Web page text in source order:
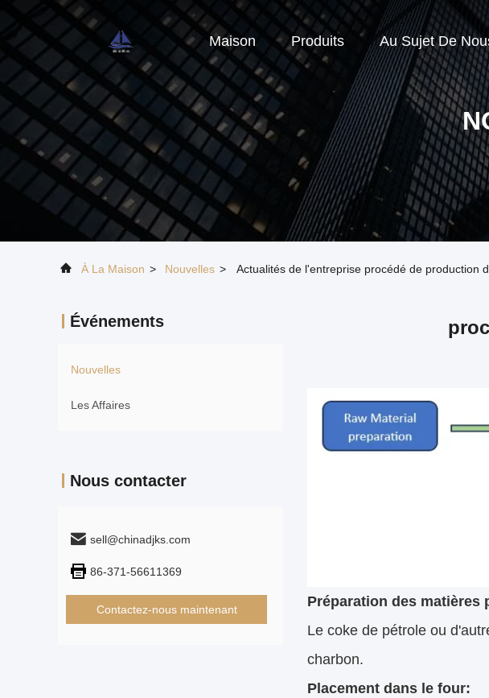
Maison Produits Au Sujet De
À La Maison > Nouvelles > Actualités de l'entreprise procédé de production
Événements
Nouvelles
Les Affaires
Nous contacter
sell@chinadjks.com
86-371-56611369
Contactez-nous maintenant
Préparation des matières
Le coke de pétrole ou
charbon.
Placement dans le four: